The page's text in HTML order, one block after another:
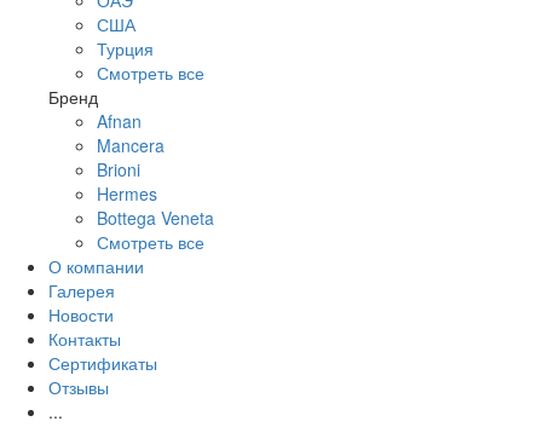
США
Турция
Смотреть все
Бренд
Afnan
Mancera
Brioni
Hermes
Bottega Veneta
Смотреть все
О компании
Галерея
Новости
Контакты
Сертификаты
Отзывы
...